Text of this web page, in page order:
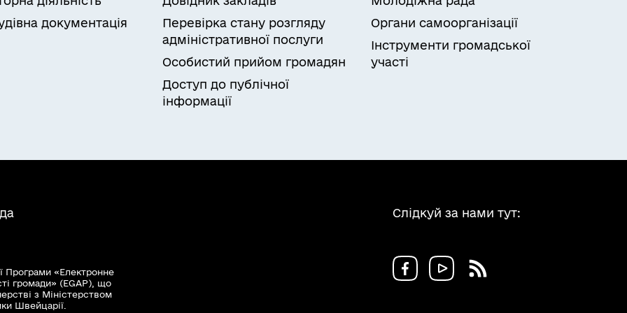
на земельну ділянку, права постійного користування земельною ділянкою у
землекористувача або рішення (наказу) про відмову у припиненні права власності на
земельною ділянкою
документація
Перевірка стану розгляду
адміністративної послуги
Особистий прийом громадян
Доступ до публічної
інформації
Органи самоорганізації
Інструменти громадської
участі
Програми «Електронне
громади» (EGAP), що
з Міністерством
Швейцарії.
Слідкуй за нами тут: